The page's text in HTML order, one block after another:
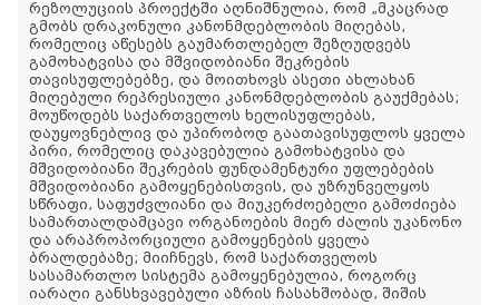
რეზოლუციის პროექტში აღნიშნულია, რომ „მკაცრად
გმობს დრაკონული კანონმდებლობის მიღებას,
რომელიც აწესებს გაუმართლებელ შეზღუდვებს
გამოხატვისა და მშვიდობიანი შეკრების
თავისუფლებებზე, და მოითხოვს ასეთი ახლახან
მიღებული რეპრესიული კანონმდებლობის გაუქმებას;
მოუწოდებს საქართველოს ხელისუფლებას,
დაუყოვნებლივ და უპირობოდ გაათავისუფლოს ყველა
პირი, რომელიც დაკავებულია გამოხატვისა და
მშვიდობიანი შეკრების ფუნდამენტური უფლებების
მშვიდობიანი გამოყენებისთვის, და უზრუნველყოს
სწრაფი, საფუძვლიანი და მიუკერძოებელი გამოძიება
სამართალდამცავი ორგანოების მიერ ძალის უკანონო
და არაპროპორციული გამოყენების ყველა
ბრალდებაზე; მიიჩნევს, რომ საქართველოს
სასამართლო სისტემა გამოყენებულია, როგორც
იარაღი განსხვავებული აზრის ჩასახშობად, შიშის